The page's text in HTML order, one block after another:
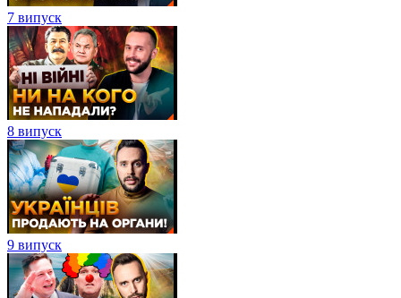
7 випуск
8 випуск
9 випуск